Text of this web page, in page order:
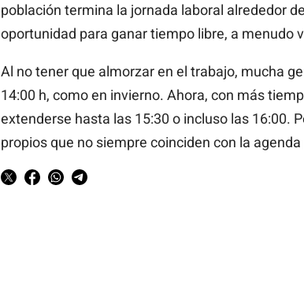
población termina la jornada laboral alrededor
oportunidad para ganar tiempo libre, a menudo
Al no tener que almorzar en el trabajo, mucha
14:00 h, como en invierno. Ahora, con más
extenderse hasta las 15:30 o incluso las 16:00.
propios que no siempre coinciden con la agenda